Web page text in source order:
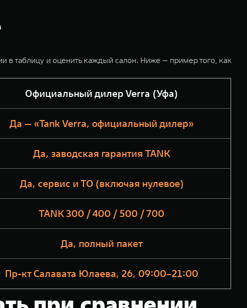
в таблицу и оценить каждый салон. Ниже — пример того, как
Официальный дилер Verra (Уфа)
Да — «Tank Verra, официальный дилер»
Да, заводская гарантия TANK
Да, сервис и ТО (включая нулевое)
TANK 300 / 400 / 500 / 700
Да, полный пакет
Пр-кт Салавата Юлаева, 26, 09:00–21:00